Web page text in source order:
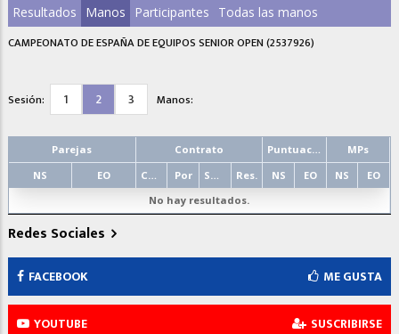
Resultados Manos Participantes Todas las manos
CAMPEONATO DE ESPAÑA DE EQUIPOS SENIOR OPEN (2537926)
Sesión: 1 2 3 Manos:
Parejas Contrato Puntuación
MPs
NS
EO Cont. Por Salida Res. NS EO NS
EO
No hay resultados.
Redes Sociales
FACEBOOK ME GUSTA
YOUTUBE SUSCRIBIRSE